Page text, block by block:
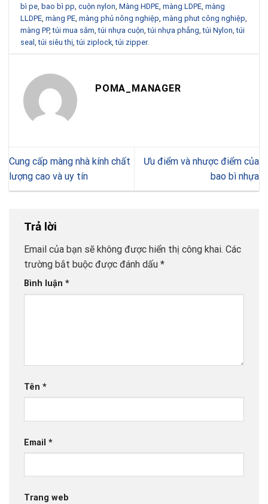
bì pe, bao bì pp,cuộn nylon,Màng HDPE,màng LDPE,màng
LLDPE,màng PE,màng phủ nông nghiệp,màng phut công nghiệp,
màng PP,túi mua sắm,túi nhựa cuộn,túi nhựa phẳng,túi Nylon,túi
seal,túi siêu thị,túi ziplock,túi zipper.
POMA_MANAGER
Cung cấp màng nhà kính chất
lượng cao và uy tín
Ưu điểm và nhược điểm của
bao bì nhựa
Trả lời
Email của bạn sẽ không được hiển thị công khai. Các
trường bắt buộc được đánh dấu *
Bình luận *
Tên *
Email *
Trang web